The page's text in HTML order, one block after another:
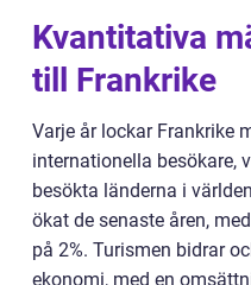
Kvantitativa
till Frankrike
Varje år lockar Frankrike
internationella besökare,
besökta länderna i
ökat de senaste åren,
på 2%. Turismen bidrar
ekonomi, med en